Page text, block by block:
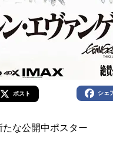
ポスト シェ
な公開中ポスター